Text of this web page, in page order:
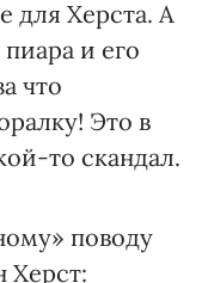
для Херста. А
и его
что
Это в
то скандал.
поводу
Херст: